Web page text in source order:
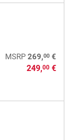
MSRP 269,00€
249,00€